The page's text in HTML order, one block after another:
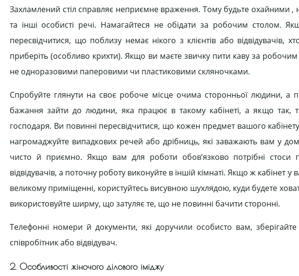
Захламлений стіл справляє неприємне враження. Тому будьте охайними ,
та інші особисті речі. Намагайтеся не обідати за робочим столом.
пересвідчитися, що поблизу немає нікого з клієнтів або відвідувачів,
приберіть (особливо крихти). Якщо ви маєте звичку пити каву за
не одноразовими паперовими чи пластиковими скляночками.
Спробуйте глянути на своє робоче місце очима сторонньої людини, а
бажання зайти до людини, яка працює в такому кабінеті, а якщо так,
господаря. Ви повинні пересвідчитися, що кожен предмет вашого
нагромаджуйте випадкових речей або дрібниць, які заважають вам у
чисто й приємно. Якщо вам для роботи обов’язково потрібні стоси
відвідувачів, а поточну роботу виконуйте в іншій кімнаті. Якщо ж кабінет
великому приміщенні, користуйтесь висувною шухлядою, куди будете
використовуйте ширму, що затуляє те, що не повинні бачити сторонні.
Телефонні номери й документи, які доручили особисто вам,
співробітник або відвідувач.
2. Особливості жіночого ділового іміджу